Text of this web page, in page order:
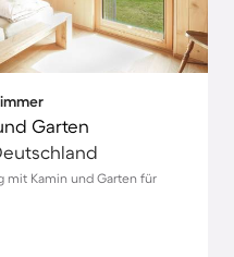
Garten
mit Kamin und Garten für